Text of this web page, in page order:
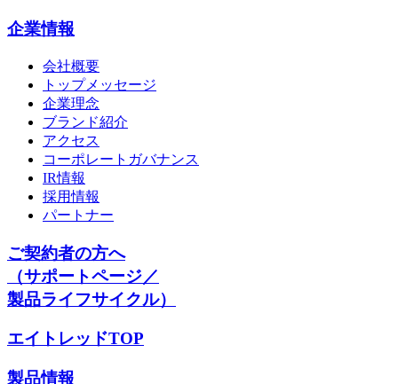
企業情報
会社概要
トップメッセージ
企業理念
ブランド紹介
アクセス
コーポレートガバナンス
IR情報
採用情報
パートナー
ご契約者の方へ
（サポートページ／
製品ライフサイクル）
エイトレッドTOP
製品情報